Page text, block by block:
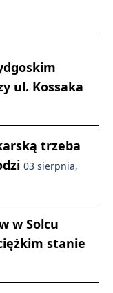
ul. Kossaka
trzeba
03 sierpnia,
w Solcu
stanie